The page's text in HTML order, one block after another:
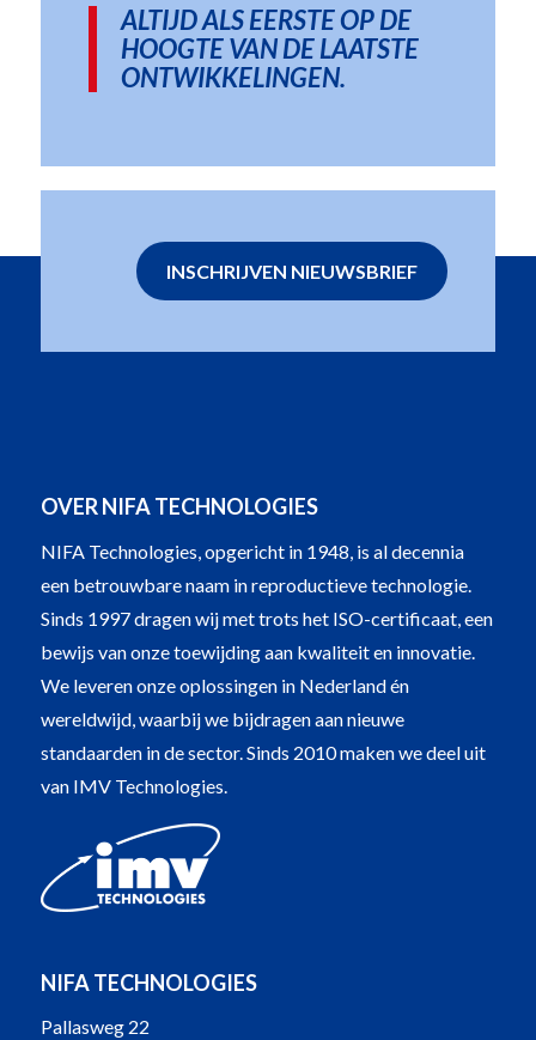
ALTIJD ALS EERSTE OP DE
HOOGTE VAN DE LAATSTE
ONTWIKKELINGEN.
INSCHRIJVEN NIEUWSBRIEF
OVER NIFA TECHNOLOGIES
NIFA Technologies, opgericht in 1948, is al decennia
een betrouwbare naam in reproductieve technologie.
Sinds 1997 dragen wij met trots het ISO-certificaat, een
bewijs van onze toewijding aan kwaliteit en innovatie.
We leveren onze oplossingen in Nederland én
wereldwijd, waarbij we bijdragen aan nieuwe
standaarden in de sector. Sinds 2010 maken we deel uit
van IMV Technologies.
NIFA TECHNOLOGIES
Pallasweg 22